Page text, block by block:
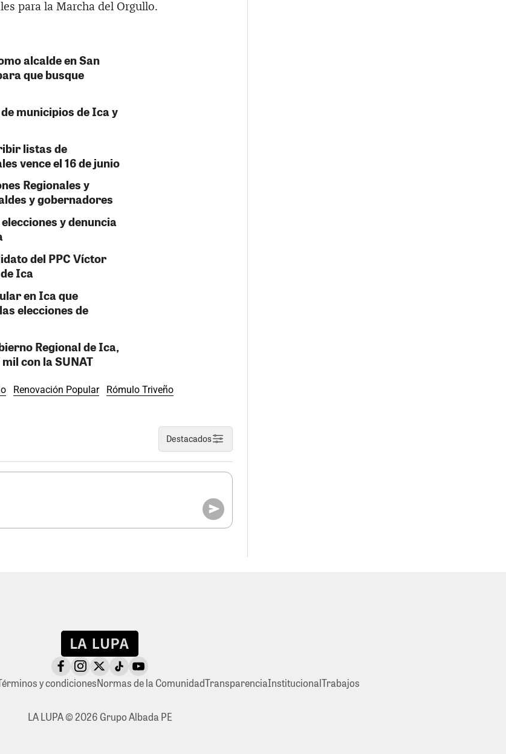
para la Marcha del Orgullo.
alcalde en San
que busque
municipios de Ica y
listas de
vence el 16 de junio
Regionales y
y gobernadores
y denuncia
del PPC Víctor
Ica
en Ica que
elecciones de
Regional de Ica,
con la SUNAT
Renovación Popular Rómulo Triveño
Destacados
y condicionesNormas de la ComunidadTransparenciaInstitucionalTrabajos
LA LUPA © 2026 Grupo Albada PE